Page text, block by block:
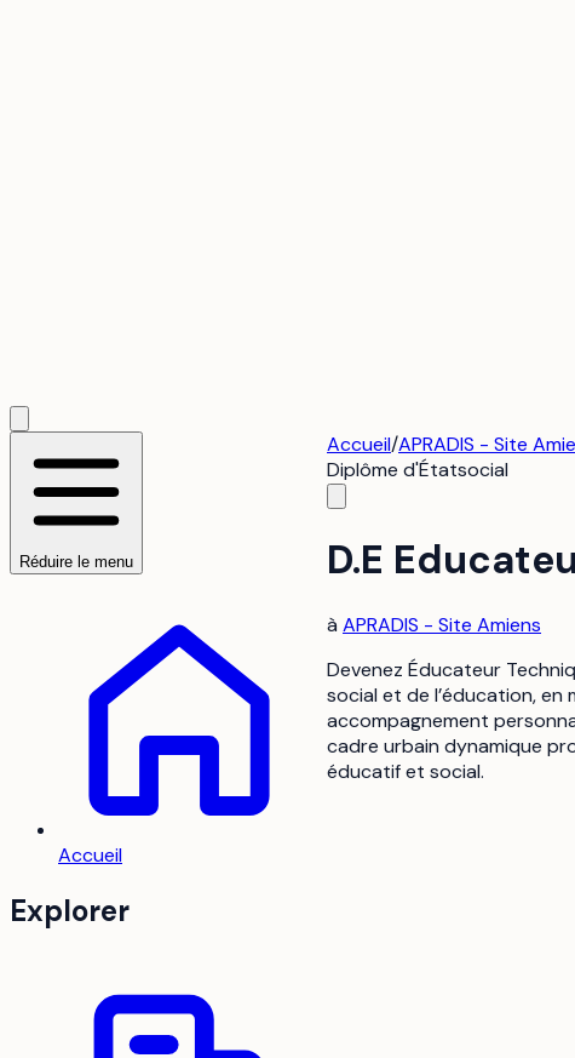
Réduire le menu
Accueil
Explorer
Accueil/APRADIS - Site
Diplôme d'Étatsocial
D.E
à APRADIS - Site Amiens
Devenez Éducateur
social et de l’éducation,
accompagnement
cadre urbain dynamique
éducatif et social.